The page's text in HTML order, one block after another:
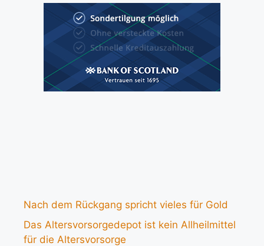
Nach dem Rückgang spricht vieles für Gold
Das Altersvorsorgedepot ist kein Allheilmittel
für die Altersvorsorge